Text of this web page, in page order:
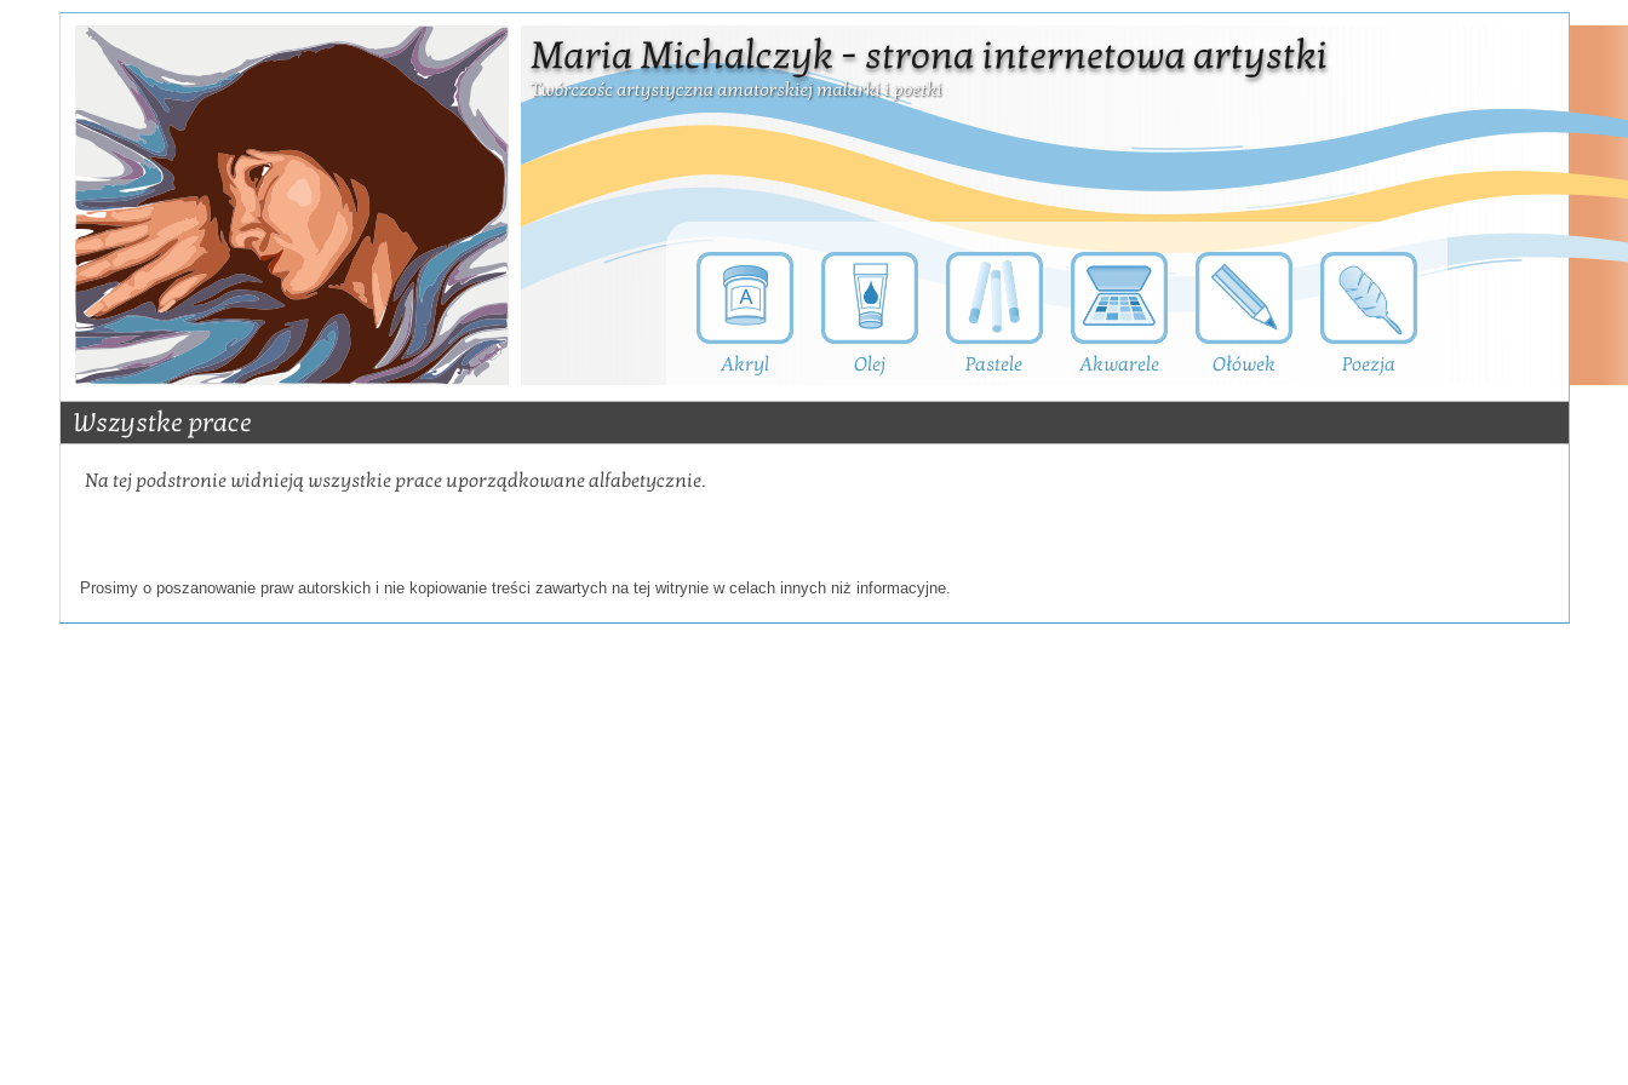
Akryl Olej Pastele Akwarele Ołówek Poezja
Wszystke prace
Na tej podstronie widnieją wszystkie prace uporządkowane alfabetycznie.
Prosimy o poszanowanie praw autorskich i nie kopiowanie treści zawartych na tej witrynie w celach innych niż informacyjne.